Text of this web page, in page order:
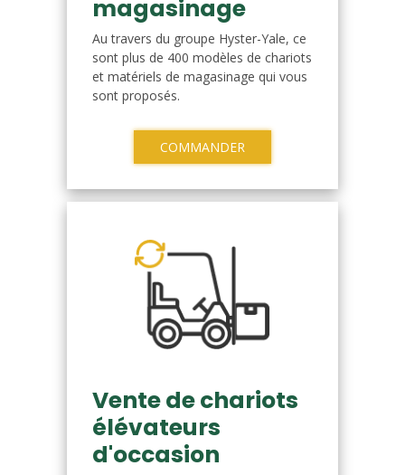
magasinage
Au travers du groupe Hyster-Yale, ce
sont plus de 400 modèles de chariots
et matériels de magasinage qui vous
sont proposés.
COMMANDER
Vente de chariots
élévateurs
d'occasion